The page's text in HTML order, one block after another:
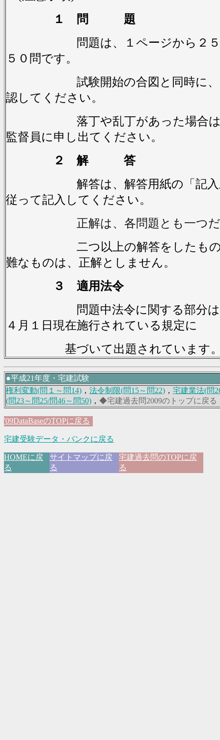
１ 問 題
問題は、１ページから２５ペ
５０問です。
試験開始の合図と同時に、ペ
認してください。
落丁や乱丁があった場合は、
監督員に申し出てください。
２ 解 答
解答は、解答用紙の「記入上
従って記入してください。
正解は、各問題とも一つ
二つ以上の解答をしたもの及
難なものは、正解としません。
３ 適用法令
問題中法令に関する部分は，
４月１日現在施行されている規定に
基づいて出題されています
●平成21年度・宅建試験
権利変動(問１～問14) ， 法令制限(問15～問22) ， 宅建業法(問
(問23～問25/問46～問50) ， ◆宅建過去問2009のトップに戻る
'09DataBaseのTOPに戻る
宅建受験データ・バンクに戻る
HOMEに戻
る
サイトマップに戻
る
宅建過去問のTOPに戻
る